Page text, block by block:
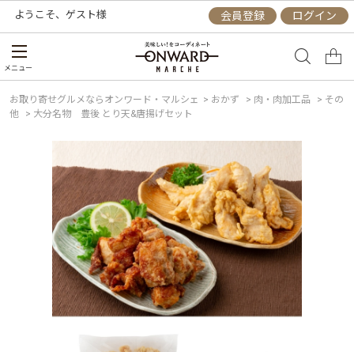
ようこそ、 ゲスト様 会員登録 ログイン
メニュー
お取り寄せグルメならオンワード・マルシェ > おかず > 肉・肉加工品 > その
他
> 大分名物 豊後 とり天&唐揚げセット